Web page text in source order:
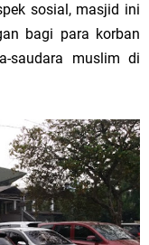
sosial, masjid ini
bagi para korban
saudara muslim di